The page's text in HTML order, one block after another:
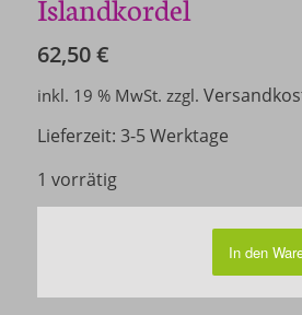
62,50€
inkl. 19 % MwSt. zzgl.
Lieferzeit: 3-5 Werktage
1 vorrätig
In den